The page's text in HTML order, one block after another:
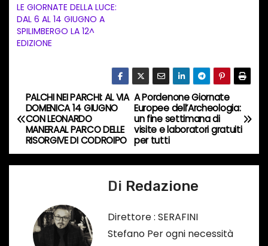
o
i
n
r
s
o
…
LE GIORNATE DELLA LUCE:
DAL 6 AL 14 GIUGNO A
SPILIMBERGO LA 12^
EDIZIONE
N
a
v
A Pordenone Giornate
Europee dell’Archeologia:
un fine settimana di
visite e laboratori gratuiti
per tutti
PALCHI NEI PARCHI: AL VIA
DOMENICA 14 GIUGNO
CON LEONARDO
MANERAAL PARCO DELLE
RISORGIVE DI CODROIPO
Di Redazione
Direttore : SERAFINI
Stefano Per ogni necessità